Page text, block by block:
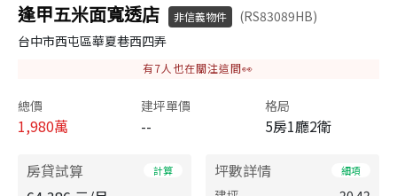
逢甲五米面寬透店 非信義物件
(RS83089HB)
台中市西屯區華夏巷西四弄
有7人也在關注這間👀
總價
1,980萬
建坪單價
--
格局
5房1廳2衛
房貸試算 計算 坪數詳情 細項